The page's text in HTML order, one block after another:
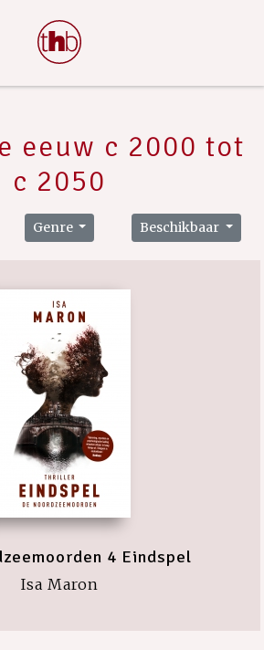
eeuw c 2000 tot
c 2050
Genre Beschikbaar
4 Eindspel
Isa Maron